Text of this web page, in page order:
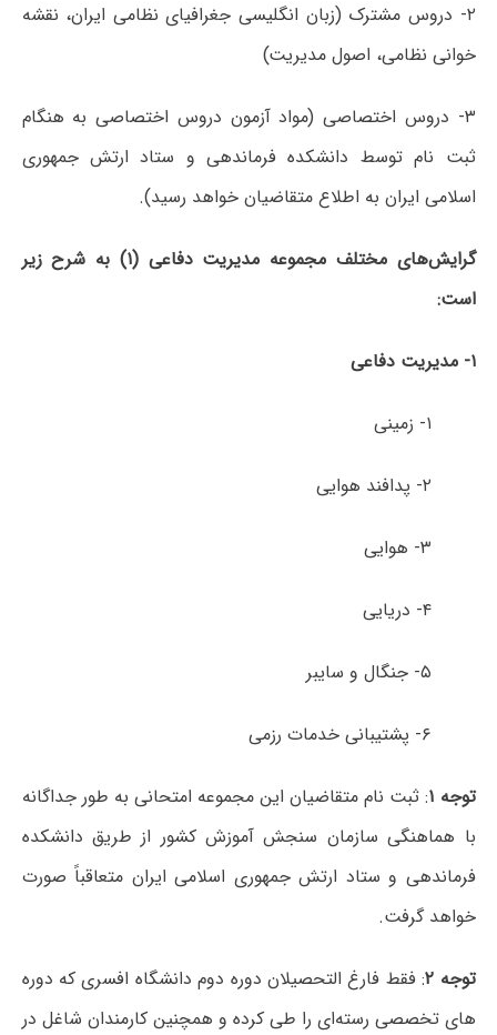
۲- دروس مشترک (زبان انگلیسی جغرافیای نظامی ایران، نقشه
خوانی نظامی، اصول مدیریت)
۳- دروس اختصاصی (مواد آزمون دروس اختصاصی به هنگام
ثبت نام توسط دانشکده فرماندهی و ستاد ارتش جمهوری
اسلامی ایران به اطلاع متقاضیان خواهد رسید).
گرایش‌های مختلف مجموعه مدیریت دفاعی (۱) به شرح زیر
است:
۱- مدیریت دفاعی
۱- زمینی
۲- پدافند هوایی
۳- هوایی
۴- دریایی
۵- جنگال و سایبر
۶- پشتیبانی خدمات رزمی
توجه ۱ : ثبت نام متقاضیان این مجموعه امتحانی به طور جداگانه
با هماهنگی سازمان سنجش آموزش کشور از طریق دانشکده
فرماندهی و ستاد ارتش جمهوری اسلامی ایران متعاقباً صورت
خواهد گرفت.
توجه ۲ : فقط فارغ التحصیلان دوره دوم دانشگاه افسری که دوره
های تخصصی رسته‌ای را طی کرده و همچنین کارمندان شاغل در